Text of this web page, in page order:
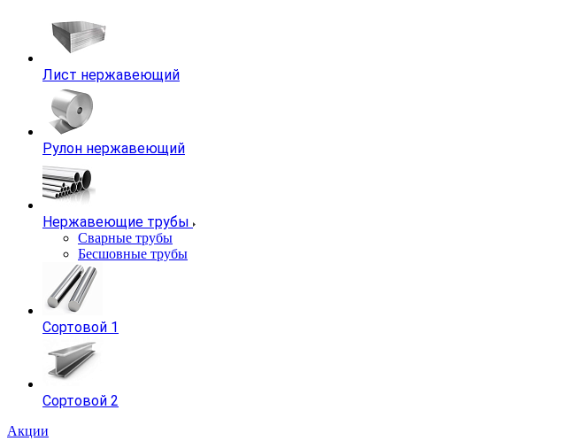
Лист нержавеющий
Рулон нержавеющий
Нержавеющие трубы
Сварные трубы
Бесшовные трубы
Сортовой 1
Сортовой 2
Акции